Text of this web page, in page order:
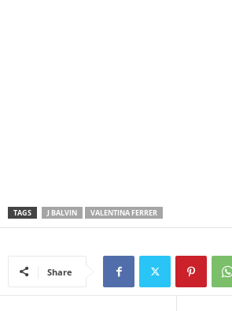
TAGS J BALVIN VALENTINA FERRER
Share